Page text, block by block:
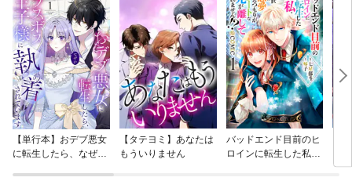
【単行本】おデブ悪女
に転生したら、なぜか
【タテヨミ】あなたは
もういりません
バッドエンド目前のヒ
ロインに転生した私、